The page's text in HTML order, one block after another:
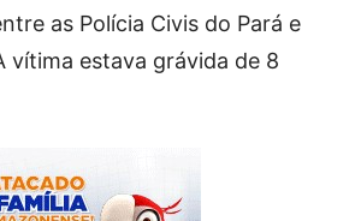
as Polícia Civis do Pará e
vítima estava grávida de 8